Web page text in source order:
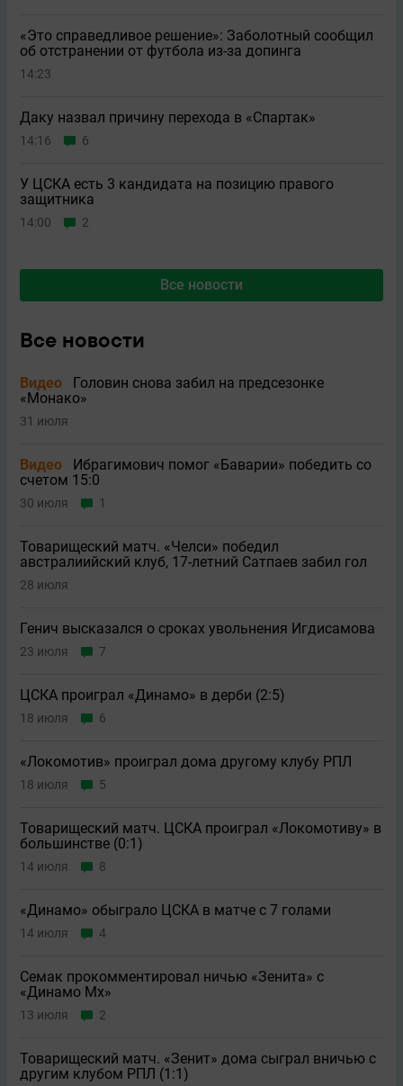
«Это справедливое решение»: Заболотный сообщил
об отстранении от футбола из-за допинга
14:23
Даку назвал причину перехода в «Спартак»
14:16 6
У ЦСКА есть 3 кандидата на позицию правого
защитника
14:00 2
Все новости
Все новости
Видео
Головин снова забил на предсезонке
«Монако»
31 июля
Видео
Ибрагимович помог «Баварии» победить со
счетом 15:0
30 июля 1
Товарищеский матч. «Челси» победил
австралиийский клуб, 17-летний Сатпаев забил гол
28 июля
Генич высказался о сроках увольнения Игдисамова
23 июля 7
ЦСКА проиграл «Динамо» в дерби (2:5)
18 июля 6
«Локомотив» проиграл дома другому клубу РПЛ
18 июля 5
Товарищеский матч. ЦСКА проиграл «Локомотиву» в
большинстве (0:1)
14 июля 8
«Динамо» обыграло ЦСКА в матче с 7 голами
14 июля 4
Семак прокомментировал ничью «Зенита» с
«Динамо Мх»
13 июля 2
Товарищеский матч. «Зенит» дома сыграл вничью с
другим клубом РПЛ (1:1)